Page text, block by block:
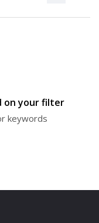
on your filter
keywords